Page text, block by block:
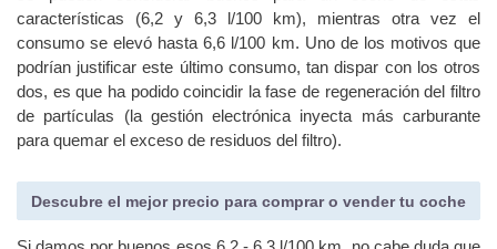
se pueden considerar buenos para un coche de estas
características (6,2 y 6,3 l/100 km), mientras otra vez el
consumo se elevó hasta 6,6 l/100 km. Uno de los motivos que
podrían justificar este último consumo, tan dispar con los otros
dos, es que ha podido coincidir la fase de regeneración del filtro
de partículas (la gestión electrónica inyecta más carburante
Descubre el mejor precio para comprar o vender tu coche